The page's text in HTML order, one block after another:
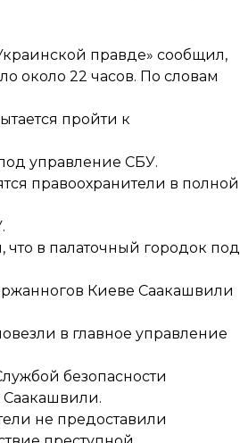
правде» сообщил,
около 22 часов. По словам
пройти к
управление СБУ.
правоохранители в полной
в палаточный городок под
Киеве Саакашвили
в главное управление
безопасности
не предоставили